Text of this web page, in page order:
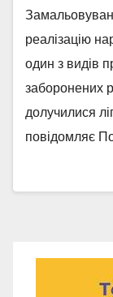
реалізацію
один з видів
заборонених
долучилися
повідомляє